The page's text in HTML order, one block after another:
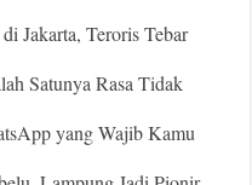
Jakarta, Teroris Tebar
Satunya Rasa Tidak
yang Wajib Kamu